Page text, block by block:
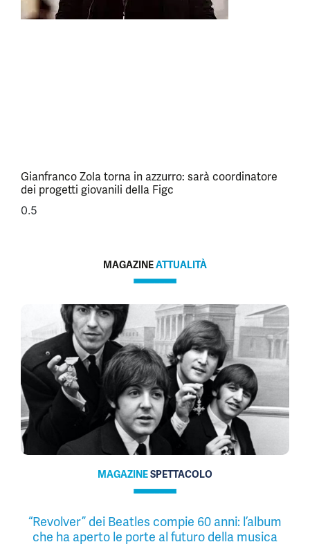
Gianfranco Zola torna in azzurro: sarà coordinatore
dei progetti giovanili della Figc
MAGAZINEATTUALITÀ
MAGAZINESPETTACOLO
“Revolver” dei Beatles compie 60 anni: l’album
che ha aperto le porte al futuro della musica